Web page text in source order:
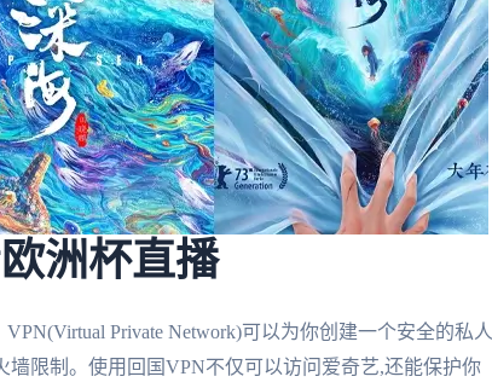
洲杯直播
Private Network)可以为你创建一个安全的私人
限制。使用回国VPN不仅可以访问爱奇艺,还能保护你